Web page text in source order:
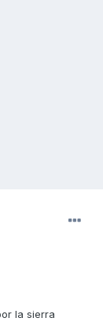
la sierra